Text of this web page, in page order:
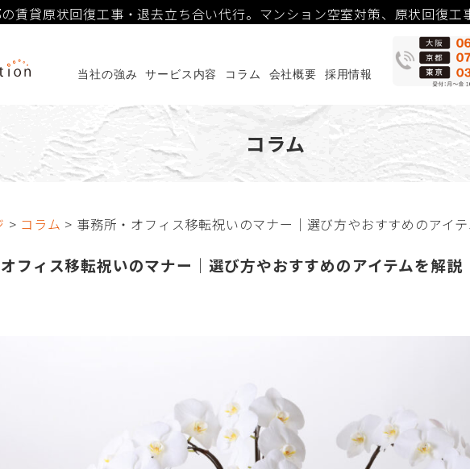
賃貸原状回復工事・退去立ち合い代行。マンション空室対策、原状回復工
当社の強み サービス内容 コラム 会社概要 採用情報
コラム
> コラム > 事務所・オフィス移転祝いのマナー｜選び方やおすすめのアイ
フィス移転祝いのマナー｜選び方やおすすめのアイテムを解説